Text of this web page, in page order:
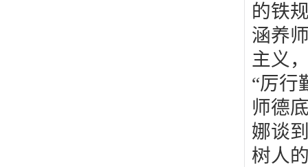
的铁
涵养
主义
“厉行
师德
娜谈
树人